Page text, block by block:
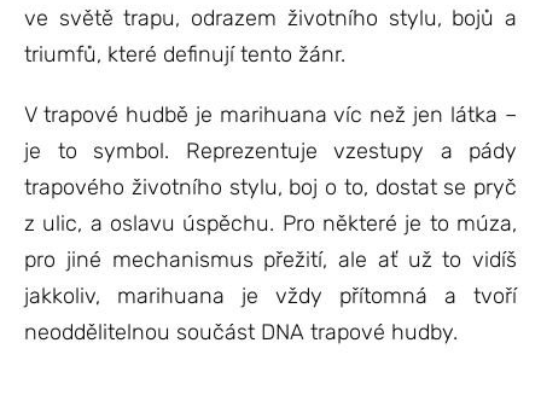
ve světě trapu, odrazem životního stylu, bojů a
triumfů, které definují tento žánr.
V trapové hudbě je marihuana víc než jen látka –
je to symbol. Reprezentuje vzestupy a pády
trapového životního stylu, boj o to, dostat se pryč
z ulic, a oslavu úspěchu. Pro některé je to múza,
pro jiné mechanismus přežití, ale ať už to vidíš
jakkoliv, marihuana je vždy přítomná a tvoří
neoddělitelnou součást DNA trapové hudby.